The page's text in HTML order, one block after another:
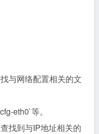
与网络配置相关的文
eth0`等。
找到与IP地址相关的